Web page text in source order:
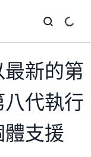
最新的第
代執行
支援